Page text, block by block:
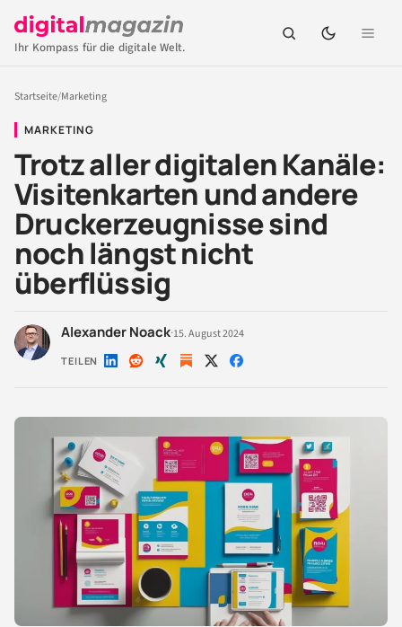
Ihr Kompass für die digitale Welt.
Startseite/Marketing
MARKETING
Trotz aller digitalen Kanäle:
Visitenkarten und andere
Druckerzeugnisse sind
noch längst nicht
überflüssig
Alexander Noack·15. August 2024
TEILEN Auf Auf Auf Auf Auf